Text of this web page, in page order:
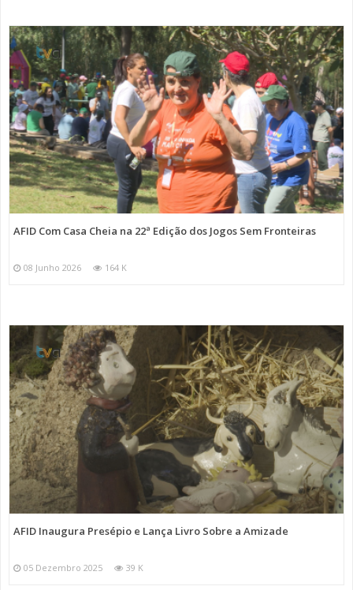
AFID Com Casa Cheia na 22ª Edição dos Jogos Sem Fronteiras
08 Junho 2026 164 K
AFID Inaugura Presépio e Lança Livro Sobre a Amizade
05 Dezembro 2025 39 K